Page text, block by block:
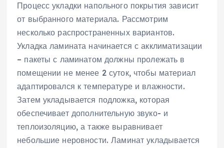
Процесс укладки напольного покрытия зависит
от выбранного материала. Рассмотрим
несколько распространенных вариантов.
Укладка ламината начинается с акклиматизации
– пакеты с ламинатом должны пролежать в
помещении не менее 2 суток‚ чтобы материал
адаптировался к температуре и влажности.
Затем укладывается подложка‚ которая
обеспечивает дополнительную звуко- и
теплоизоляцию‚ а также выравнивает
небольшие неровности. Ламинат укладывается